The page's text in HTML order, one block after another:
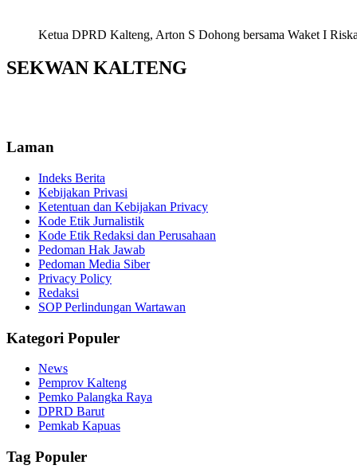
Ketua DPRD Kalteng, Arton S Dohong bersama Waket I
SEKWAN KALTENG
Laman
Indeks Berita
Kebijakan Privasi
Ketentuan dan Kebijakan Privacy
Kode Etik Jurnalistik
Kode Etik Redaksi dan Perusahaan
Pedoman Hak Jawab
Pedoman Media Siber
Privacy Policy
Redaksi
SOP Perlindungan Wartawan
Kategori Populer
News
Pemprov Kalteng
Pemko Palangka Raya
DPRD Barut
Pemkab Kapuas
Tag Populer